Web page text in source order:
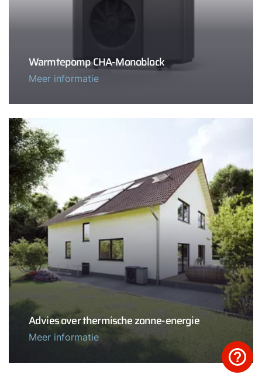
Warmtepomp CHA-Monoblock
Meer informatie
Advies over thermische zonne-energie
Meer informatie